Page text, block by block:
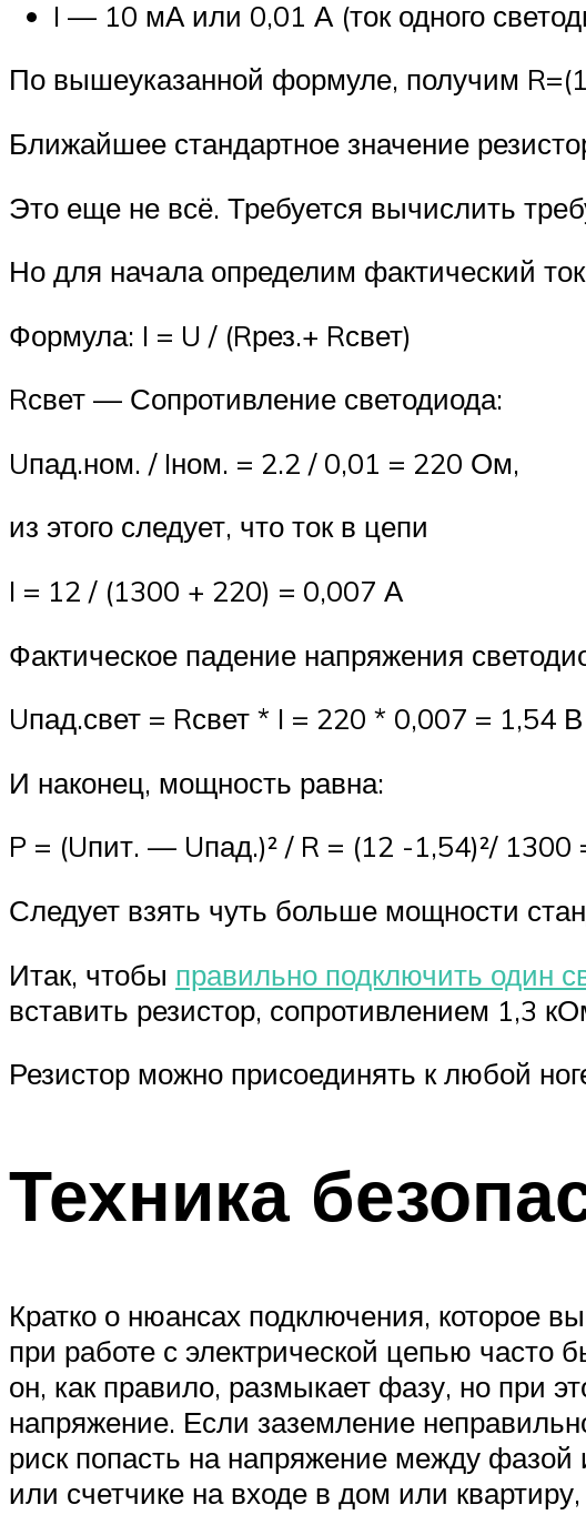
I — 10 мА или 0,01 А (ток одного
По вышеуказанной формуле, получим
Ближайшее стандартное значение
Это еще не всё. Требуется вычислить
Но для начала определим фактический
Формула: I = U / (Rрез.+ Rсвет)
Rсвет — Сопротивление светодиода:
Uпад.ном. / Iном. = 2.2 / 0,01 = 220 Ом,
из этого следует, что ток в цепи
I = 12 / (1300 + 220) = 0,007 А
Фактическое падение напряжения
Uпад.свет = Rсвет * I = 220 * 0,007 = 1,54 В
И наконец, мощность равна:
P = (Uпит. — Uпад.)² / R = (12 -1,54)²/ 1300
Следует взять чуть больше мощности
Итак, чтобы правильно подключить один
вставить резистор, сопротивлением 1,3
Резистор можно присоединять к любой
Техника
Кратко о нюансах подключения, которое
при работе с электрической цепью
он, как правило, размыкает фазу, но при
напряжение. Если заземление
риск попасть на напряжение между
или счетчике на входе в дом или